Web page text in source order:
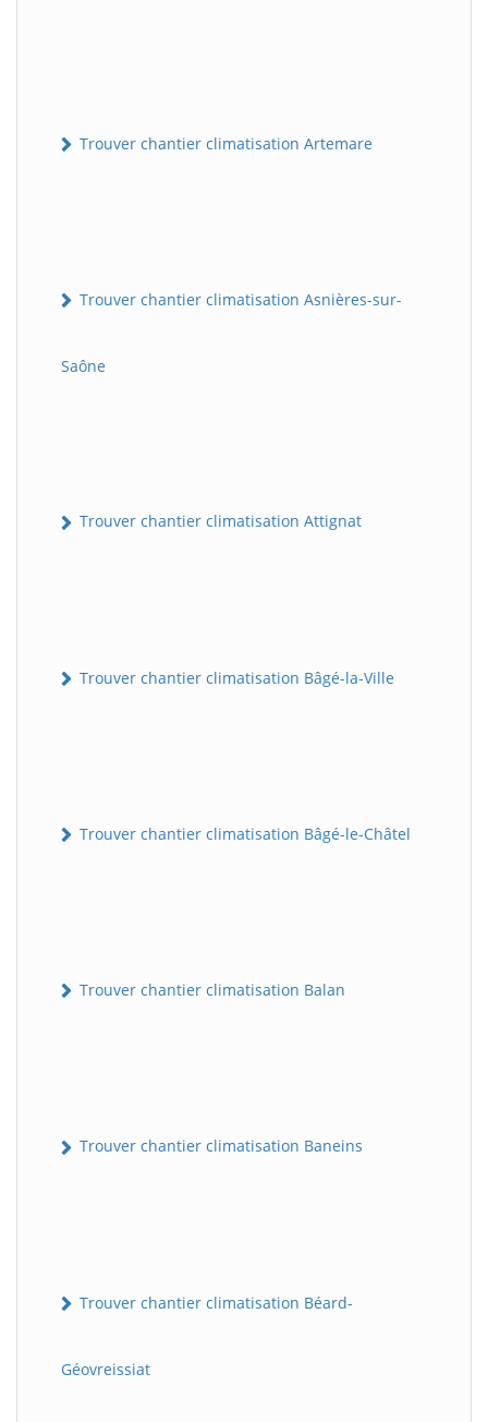
Trouver chantier climatisation Artemare
Trouver chantier climatisation Asnières-sur-
Saône
Trouver chantier climatisation Attignat
Trouver chantier climatisation Bâgé-la-Ville
Trouver chantier climatisation Bâgé-le-Châtel
Trouver chantier climatisation Balan
Trouver chantier climatisation Baneins
Trouver chantier climatisation Béard-
Géovreissiat